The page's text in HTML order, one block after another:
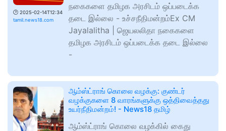
🕑 2025-02-14T12:34
tamil.news18.com
நகைகளை தமிழக அரசிடம் ஒப்படைக்க
தடை இல்லை - உச்சநீதிமன்றம்Ex CM
Jayalalitha | ஜெயலலிதா நகைகளை
தமிழக அரசிடம் ஒப்படைக்க தடை இல்லை
-
ஆம்ஸ்ட்ராங் கொலை வழக்கு: குண்டர்
வழக்குகளை 8 வாரங்களுக்கு ஒத்திவைத்தது
உயர்நீதிமன்றம்! - News18 தமிழ்
ஆம்ஸ்ட்ராங் கொலை வழக்கில் கைது